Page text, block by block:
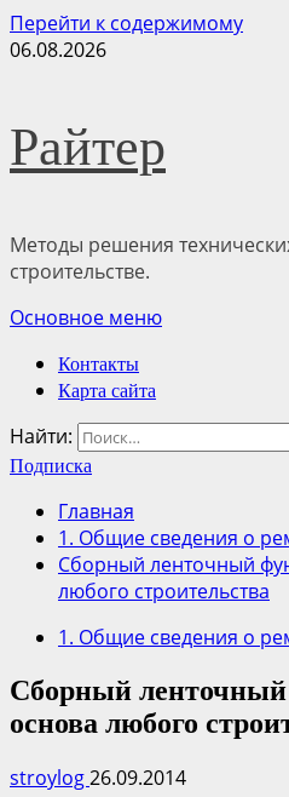
Перейти к содержимому
06.08.2026
Райтер
Методы решения
строительстве.
Основное меню
Контакты
Карта сайта
Найти:
Подписка
Главная
1. Общие сведения о
Сборный ленточный
любого строительства
1. Общие сведения о
Сборный
основа любого
stroylog26.09.2014